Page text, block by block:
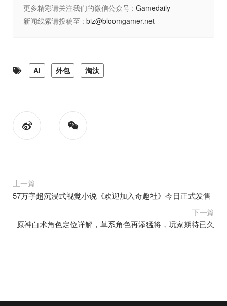
更多精彩请关注我们的微信公众号 : Gamedaily
新闻线索请投稿至 : biz@bloomgamer.net
AI 外包 淘汰
上一篇
57万字超沉浸式视觉小说《欢迎加入奇趣社》今日正式发售
下一篇
原神白术角色定位详解，草系角色再添猛将，玩家期待已久